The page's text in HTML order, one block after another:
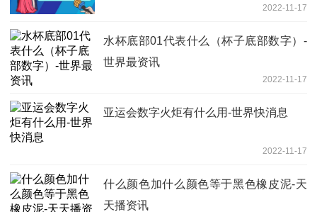
2022-11-17
水杯底部01代表什么（杯子底部数字）-
世界最资讯
2022-11-17
亚运会数字火炬有什么用-世界快消息
2022-11-17
什么颜色加什么颜色等于黑色橡皮泥-天
天播资讯